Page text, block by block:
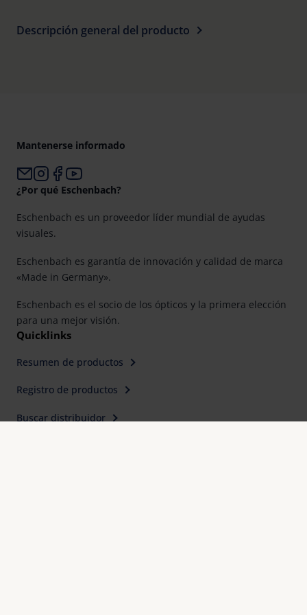
Descripción general del producto
Mantenerse informado
¿Por qué Eschenbach?
Eschenbach es un proveedor líder mundial de ayudas
visuales.
Eschenbach es garantía de innovación y calidad de marca
«Made in Germany».
Eschenbach es el socio de los ópticos y la primera elección
para una mejor visión.
Quicklinks
Resumen de productos
Registro de productos
Buscar distribuidor